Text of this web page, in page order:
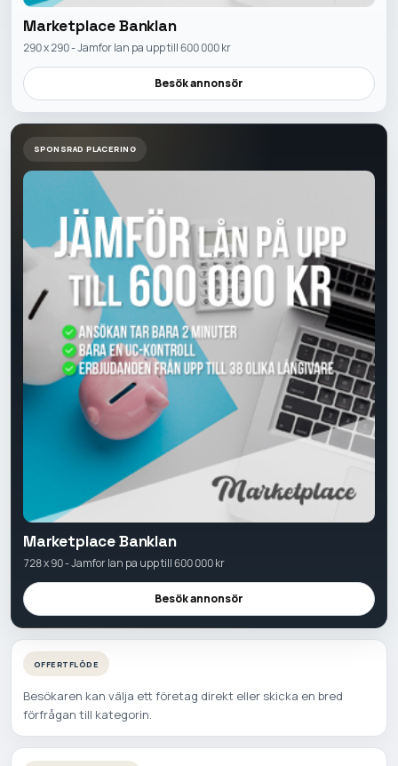
Marketplace Banklan
290 x 290 - Jamfor lan pa upp till 600 000 kr
Besök annonsör
SPONSRAD PLACERING
Marketplace Banklan
728 x 90 - Jamfor lan pa upp till 600 000 kr
Besök annonsör
OFFERTFLÖDE
Besökaren kan välja ett företag direkt eller skicka en bred
förfrågan till kategorin.